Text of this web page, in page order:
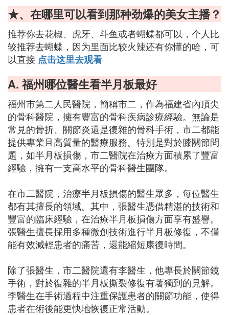
★、在哪里可以看到那种劲爆的美女主播？
推荐你去花椒、虎牙、斗鱼或者蝴蝶都可以，个人比
较推荐去蝴蝶，因为里面比较火辣还有你懂的哈，可
以直接 点击这里去观看
A. 福州哪位醫生看半月板最好
福州市第二人民醫院，簡稱市二，作為福建省內頂尖
的骨科醫院，擁有豐富的骨科疾病診療經驗。無論是
常見的骨折、關節炎還是復雜的骨科手術，市二都能
提供專業且高質量的醫療服務。特別是對於膝關節問
題，如半月板損傷，市二醫院在治療方面積累了豐富
經驗，擁有一支高水平的骨科醫生團隊。
在市二醫院，治療半月板損傷的醫生眾多，每位醫生
都有其擅長的領域。其中，張醫生憑借精湛的技術和
豐富的臨床經驗，在治療半月板損傷方面享有盛譽。
張醫生擅長採用多種微創技術進行半月板修復，不僅
能有效減輕患者的痛苦，還能縮短康復時間。
除了張醫生，市二醫院還有李醫生，他專長於關節鏡
手術，對於復雜的半月板撕裂修復有著獨到的見解。
李醫生在手術過程中注重保護患者的關節功能，使得
患者在術後能更快地恢復正常活動。